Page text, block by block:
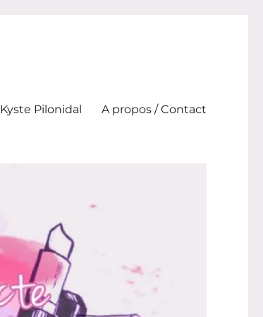
Kyste Pilonidal A propos / Contact